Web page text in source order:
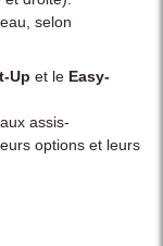
selon
Up et le Easy-
assis-
options et leurs